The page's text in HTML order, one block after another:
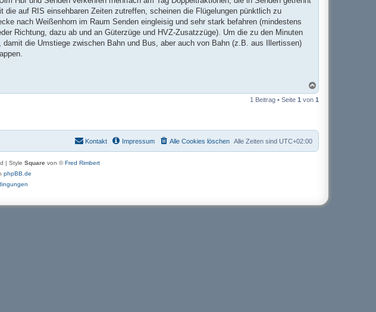
die auf RIS einsehbaren Zeiten zutreffen, scheinen die Flügelungen pünktlich zu
nach Weißenhorn im Raum Senden eingleisig und sehr stark befahren (mindestens
Richtung, dazu ab und an Güterzüge und HVZ-Zusatzzüge). Um die zu den Minuten
die Umstiege zwischen Bahn und Bus, aber auch von Bahn (z.B. aus Illertissen)
a
c
e
1 Beitrag • Seite 1 von 1
Alle Zeiten sind UTC+02:00
Alle Cookies löschen
Impressum
Kontakt
| Style Square von ©Fred Rimbert
phpBB.de